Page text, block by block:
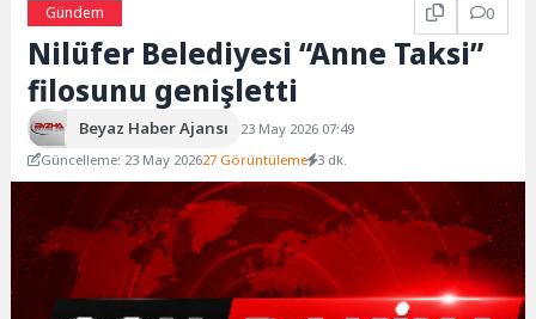
Gündem 0
Nilüfer Belediyesi “Anne Taksi”
filosunu genişletti
Beyaz Haber Ajansı
23 May 2026 07:49
Güncelleme: 23 May 202627 Görüntüleme 3 dk.